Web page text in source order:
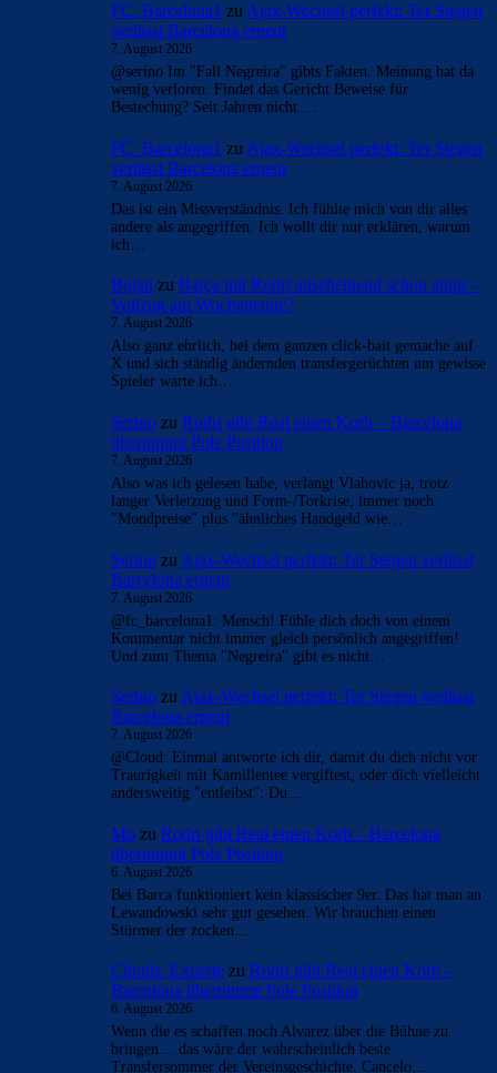
FC_Barcelona1 zu Ajax-Wechsel perfekt: Ter Stegen
verlässt Barcelona erneut
7. August 2026
@serino Im "Fall Negreira" gibts Fakten. Meinung hat da
wenig verloren. Findet das Gericht Beweise für
Bestechung? Seit Jahren nicht.…
FC_Barcelona1 zu Ajax-Wechsel perfekt: Ter Stegen
verlässt Barcelona erneut
7. August 2026
Das ist ein Missverständnis. Ich fühlte mich von dir alles
andere als angegriffen. Ich wollt dir nur erklären, warum
ich…
Bojan zu Barça mit Rodri anscheinend schon einig –
Vollzug am Wochenende?
7. August 2026
Also ganz ehrlich, bei dem ganzen click-bait gemache auf
X und sich ständig ändernden transfergerüchten um gewisse
Spieler warte ich…
Serino zu Rodri gibt Real einen Korb – Barcelona
übernimmt Pole Position
7. August 2026
Also was ich gelesen habe, verlangt Vlahovic ja, trotz
langer Verletzung und Form-/Torkrise, immer noch
"Mondpreise" plus "ähnliches Handgeld wie…
Serino zu Ajax-Wechsel perfekt: Ter Stegen verlässt
Barcelona erneut
7. August 2026
@fc_barcelona1: Mensch! Fühle dich doch von einem
Kommentar nicht immer gleich persönlich angegriffen!
Und zum Thema "Negreira" gibt es nicht…
Serino zu Ajax-Wechsel perfekt: Ter Stegen verlässt
Barcelona erneut
7. August 2026
@Cloud: Einmal antworte ich dir, damit du dich nicht vor
Traurigkeit mit Kamillentee vergiftest, oder dich vielleicht
andersweitig "entleibst": Du…
Mo zu Rodri gibt Real einen Korb – Barcelona
übernimmt Pole Position
6. August 2026
Bei Barca funktioniert kein klassischer 9er. Das hat man an
Lewandowski sehr gut gesehen. Wir brauchen einen
Stürmer der zocken…
Clouds: Experte zu Rodri gibt Real einen Korb –
Barcelona übernimmt Pole Position
6. August 2026
Wenn die es schaffen noch Alvarez über die Bühne zu
bringen… das wäre der wahrscheinlich beste
Transfersommer der Vereinsgeschichte. Cancelo…